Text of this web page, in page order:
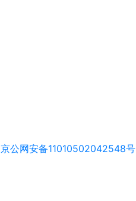
京公网安备11010502042548号